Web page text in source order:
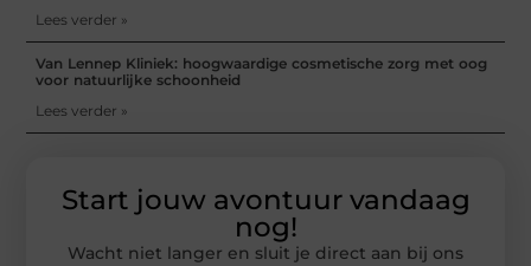
Lees verder »
Van Lennep Kliniek: hoogwaardige cosmetische zorg met oog
voor natuurlijke schoonheid
Lees verder »
Start jouw avontuur vandaag
nog!
Wacht niet langer en sluit je direct aan bij ons